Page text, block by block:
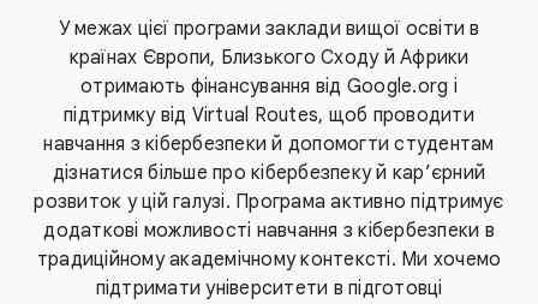
У межах цієї програми заклади вищої освіти в
країнах Європи, Близького Сходу й Африки
отримають фінансування від Google.org і
підтримку від Virtual Routes, щоб проводити
навчання з кібербезпеки й допомогти студентам
дізнатися більше про кібербезпеку й кар’єрний
розвиток у цій галузі. Програма активно підтримує
додаткові можливості навчання з кібербезпеки в
традиційному академічному контексті. Ми хочемо
підтримати університети в підготовці